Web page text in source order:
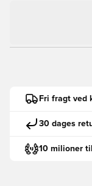
Fri fragt ved
30 dages
10 milioner